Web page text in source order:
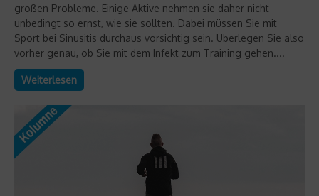
großen Probleme. Einige Aktive nehmen sie daher nicht
unbedingt so ernst, wie sie sollten. Dabei müssen Sie mit
Sport bei Sinusitis durchaus vorsichtig sein. Überlegen Sie also
vorher genau, ob Sie mit dem Infekt zum Training gehen....
Weiterlesen